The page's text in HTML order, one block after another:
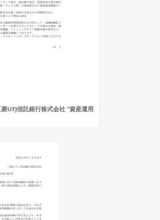
UFJ信託銀行株式会社 “資産運用